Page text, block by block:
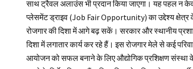
साथ ट्रैवल अलाउंस भी प्रदान किया जाएगा। यह पहल न
प्लेसमेंटड्राइव (Job Fair Opportunity) का उद्देश्य क्षेत्र
रोजगार की दिशा में आगे बढ़ सकें। सरकार और स्थानीय
दिशा में लगातार कार्य कर रहे हैं। इस रोजगार मेले से कई
आयोजन को सफल बनाने के लिए औद्योगिक प्रशिक्षण संस्था